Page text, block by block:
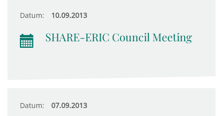
Datum: 10.09.2013
SHARE-ERIC Council Meeting
Datum: 07.09.2013